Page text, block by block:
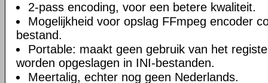
2-pass encoding, voor een betere kwaliteit.
Mogelijkheid voor opslag FFmpeg encoder
bestand.
Portable: maakt geen gebruik van het
worden opgeslagen in INI-bestanden.
Meertalig, echter nog geen Nederlands.